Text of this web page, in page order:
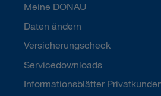
Meine DONAU
Daten ändern
Versicherungscheck
Servicedownloads
Informationsblätter